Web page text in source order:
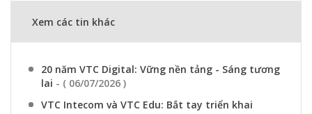
Xem các tin khác
20 năm VTC Digital: Vững nền tảng - Sáng tương
lai - ( 06/07/2026 )
VTC Intecom và VTC Edu: Bắt tay triển khai